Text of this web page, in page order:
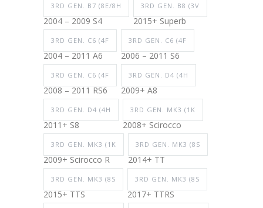
3RD GEN. B7 (8E/8H
2004 – 2009 S4
3RD GEN. B8 (3V
2015+ Superb
3RD GEN. C6 (4F
2004 – 2011 A6
3RD GEN. C6 (4F
2006 – 2011 S6
3RD GEN. C6 (4F
2008 – 2011 RS6
3RD GEN. D4 (4H
2009+ A8
3RD GEN. D4 (4H
2011+ S8
3RD GEN. MK3 (1K
2008+ Scirocco
3RD GEN. MK3 (1K
2009+ Scirocco R
3RD GEN. MK3 (8S
2014+ TT
3RD GEN. MK3 (8S
2015+ TTS
3RD GEN. MK3 (8S
2017+ TTRS